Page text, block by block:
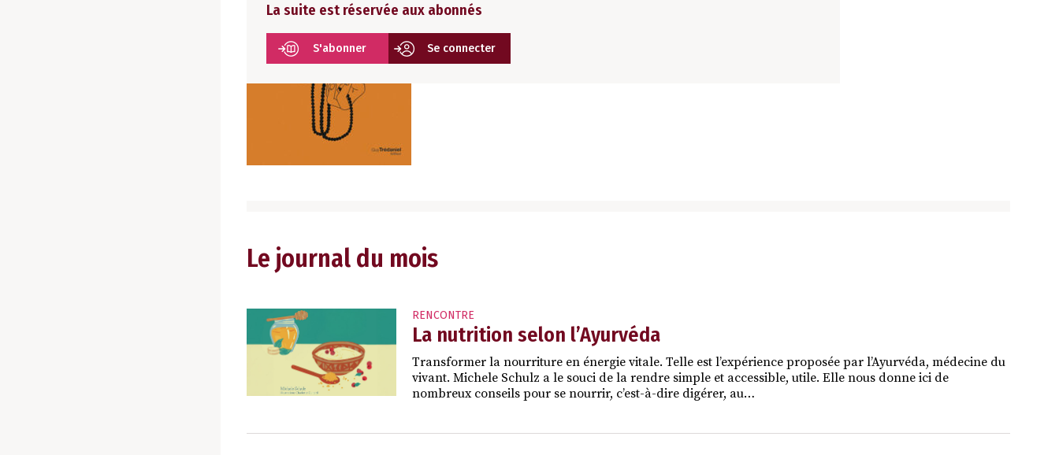
La suite est réservée aux abonnés
S'abonner Se connecter
Le journal du mois
RENCONTRE
La nutrition selon l’Ayurvéda
Transformer la nourriture en énergie vitale. Telle est l’expérience proposée par l’Ayurvéda, médecine du
vivant. Michele Schulz a le souci de la rendre simple et accessible, utile. Elle nous donne ici de
nombreux conseils pour se nourrir, c’est-à-dire digérer, au…